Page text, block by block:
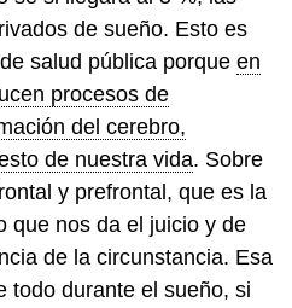
de sueño. Esto es
salud pública porque en
procesos de
del cerebro,
de nuestra vida. Sobre
y prefrontal, que es la
que nos da el juicio y de
de la circunstancia. Esa
todo durante el sueño, si